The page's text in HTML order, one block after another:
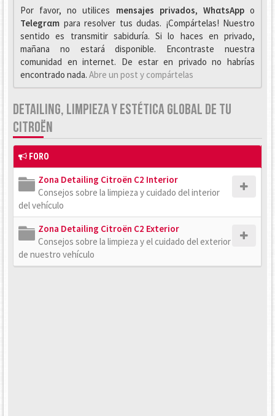
Por favor, no utilices mensajes privados, WhαtsAppo
Telegrαm para resolver tus dudas. ¡Compártelas! Nuestro
sentido es transmitir sabiduría. Si lo haces en privado,
mañana no estará disponible. Encontraste nuestra
comunidad en internet. De estar en privado no habrías
encontrado nada. Abre un post y compártelas
DETAILING, LIMPIEZA Y ESTÉTICA GLOBAL DE TU
CITROËN
FORO
Zona Detailing Citroën C2 Interior
Consejos sobre la limpieza y cuidado del interior
del vehículo
Zona Detailing Citroën C2 Exterior
Consejos sobre la limpieza y el cuidado del exterior
de nuestro vehículo